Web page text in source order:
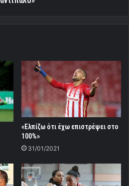
«Ελπίζω ότι έχω επιστρέψει στο
100%»
31/01/2021